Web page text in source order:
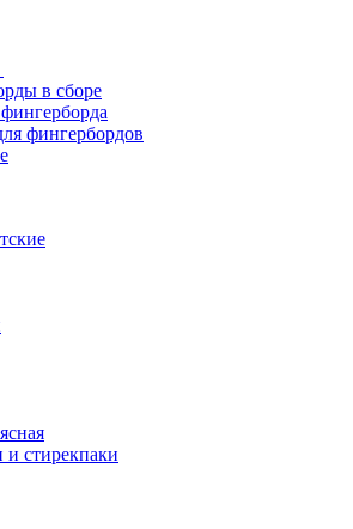
в сборе
фингербордов
и стирекпаки